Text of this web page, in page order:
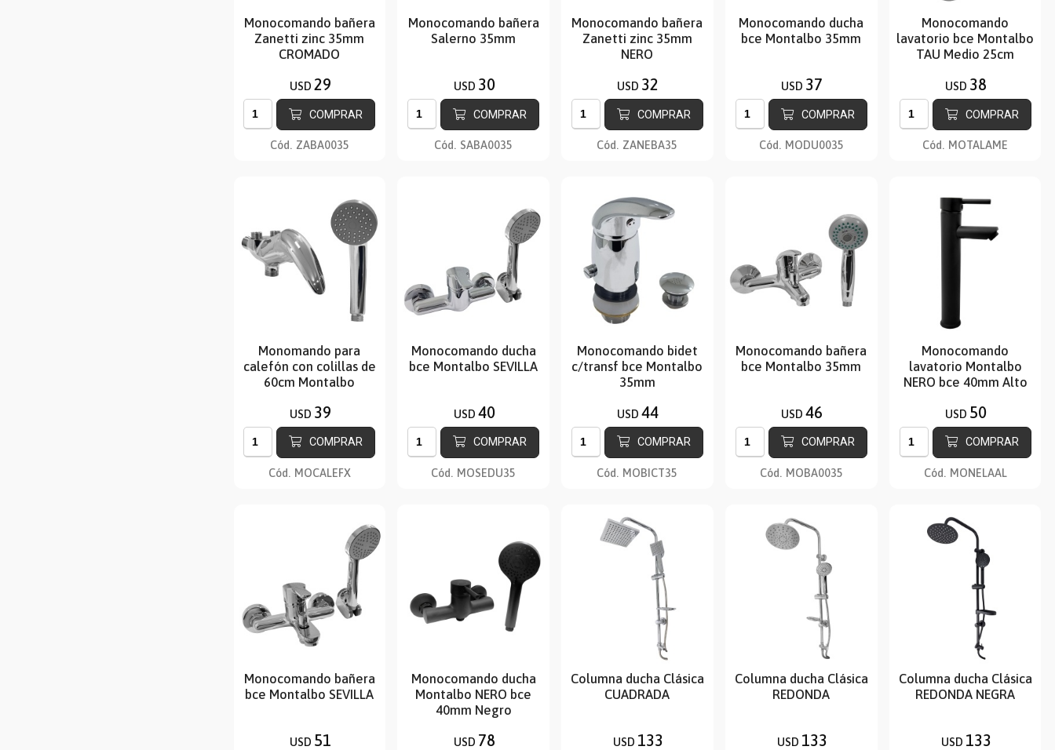
Monocomando bañera
Zanetti zinc 35mm
CROMADO
USD 29
COMPRAR
Cód. ZABA0035
Monocomando bañera
Salerno 35mm
USD 30
COMPRAR
Cód. SABA0035
Monocomando bañera
Zanetti zinc 35mm
NERO
USD 32
COMPRAR
Cód. ZANEBA35
Monocomando ducha
bce Montalbo 35mm
USD 37
COMPRAR
Cód. MODU0035
Monocomando
lavatorio bce Montalbo
TAU Medio 25cm
USD 38
COMPRAR
Cód. MOTALAME
Monomando para
calefón con colillas de
60cm Montalbo
USD 39
COMPRAR
Cód. MOCALEFX
Monocomando ducha
bce Montalbo SEVILLA
USD 40
COMPRAR
Cód. MOSEDU35
Monocomando bidet
c/transf bce Montalbo
35mm
USD 44
COMPRAR
Cód. MOBICT35
Monocomando bañera
bce Montalbo 35mm
USD 46
COMPRAR
Cód. MOBA0035
Monocomando
lavatorio Montalbo
NERO bce 40mm Alto
USD 50
COMPRAR
Cód. MONELAAL
Monocomando bañera
bce Montalbo SEVILLA
USD 51
Monocomando ducha
Montalbo NERO bce
40mm Negro
USD 78
Columna ducha Clásica
CUADRADA
USD 133
Columna ducha Clásica
REDONDA
USD 133
Columna ducha Clásica
REDONDA NEGRA
USD 133